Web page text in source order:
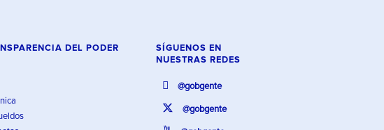
DEL PODER
SÍGUENOS EN
NUESTRAS REDES
@gobgente
@gobgente